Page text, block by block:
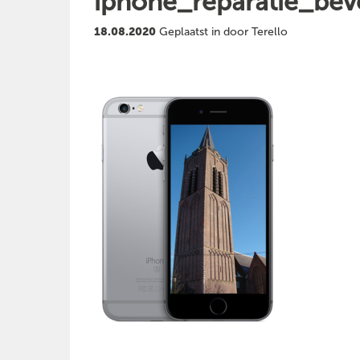
18.08.2020 Geplaatst in door Terello